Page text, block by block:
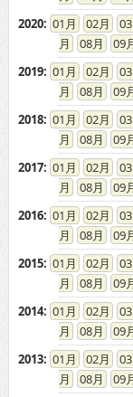
2020: 01 02 03
08
09
2019: 01 02 03
08
09
2018: 01 02 03
08
09
2017: 01 02 03
08
09
2016: 01 02 03
08
09
2015: 01 02 03
08
09
2014: 01 02 03
08
09
2013: 01 02 03
08
09